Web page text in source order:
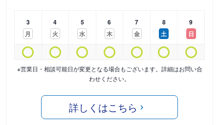
3
月
4
火
5
水
6
木
7
金
8
土
9
日
※営業日・相談可能日が変更となる場合もございます。詳細はお問い合
わせください。
詳しくはこちら